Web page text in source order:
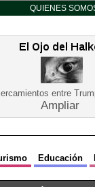
QUIENES
entre
Ampliar
Educación